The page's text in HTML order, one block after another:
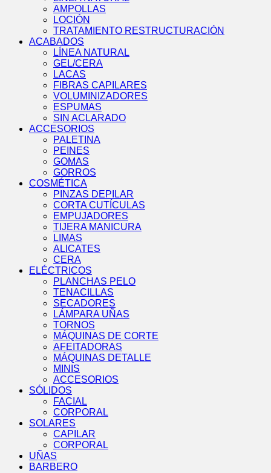
AMPOLLAS
LOCIÓN
TRATAMIENTO RESTRUCTURACIÓN
ACABADOS
LÍNEA NATURAL
GEL/CERA
LACAS
FIBRAS CAPILARES
VOLUMINIZADORES
ESPUMAS
SIN ACLARADO
ACCESORIOS
PALETINA
PEINES
GOMAS
GORROS
COSMÉTICA
PINZAS DEPILAR
CORTA CUTÍCULAS
EMPUJADORES
TIJERA MANICURA
LIMAS
ALICATES
CERA
ELÉCTRICOS
PLANCHAS PELO
TENACILLAS
SECADORES
LÁMPARA UÑAS
TORNOS
MÁQUINAS DE CORTE
AFEITADORAS
MÁQUINAS DETALLE
MINIS
ACCESORIOS
SÓLIDOS
FACIAL
CORPORAL
SOLARES
CAPILAR
CORPORAL
UÑAS
BARBERO